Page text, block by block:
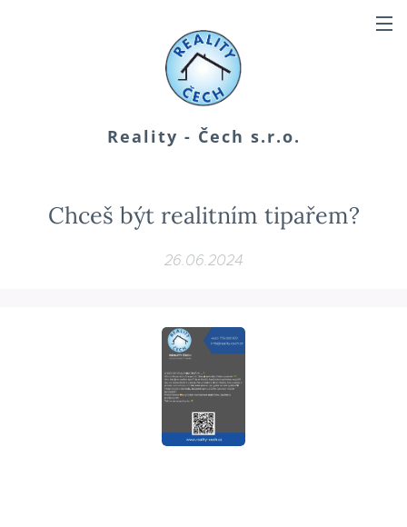
Reality - Čech s.r.o.
Chceš být realitním tipařem?
26.06.2024